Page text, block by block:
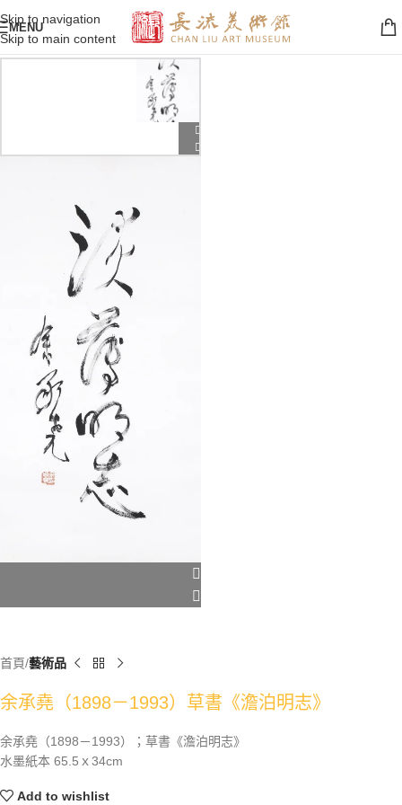
Skip to navigation
Skip to main content
MENU
首頁 藝術品
余承堯（1898－1993）草書《澹泊明志》
余承堯（1898－1993）；草書《澹泊明志》
水墨紙本 65.5ｘ34cm
Add to wishlist